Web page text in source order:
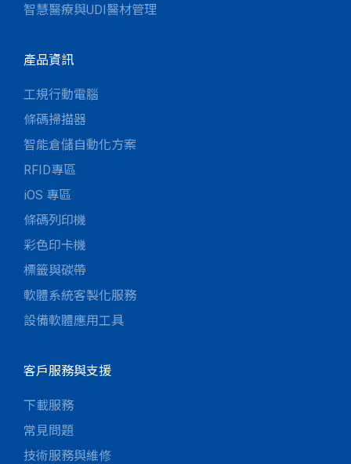
智慧醫療與UDI醫材管理
產品資訊
工規行動電腦
條碼掃描器
智能倉儲自動化方案
RFID專區
iOS 專區
條碼列印機
彩色印卡機
標籤與碳帶
軟體系統客製化服務
設備軟體應用工具
客戶服務與支援
下載服務
常見問題
技術服務與維修